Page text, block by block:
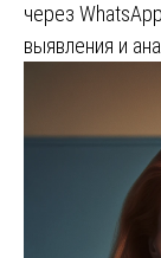
через
выявления и